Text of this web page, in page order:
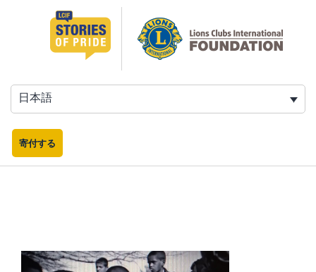
日本語
寄付する